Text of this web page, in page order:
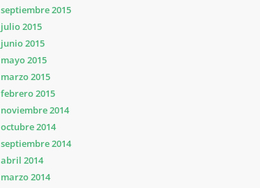
septiembre 2015
julio 2015
junio 2015
mayo 2015
marzo 2015
febrero 2015
noviembre 2014
octubre 2014
septiembre 2014
abril 2014
marzo 2014